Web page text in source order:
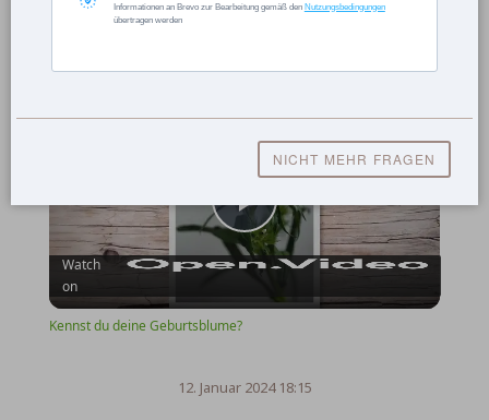
Play
Video
Kennst du deine Geburtsblume?
Watch
on
Kennst du deine Geburtsblume?
12. Januar 2024 18:15
Informationen an Brevo zur Bearbeitung gemäß den Nutzungsbedingungen
übertragen werden
NICHT MEHR FRAGEN